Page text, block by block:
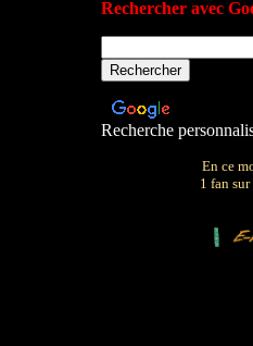
Votre avis sur le site
Rechercher avec
Recherche
En ce
1 fan